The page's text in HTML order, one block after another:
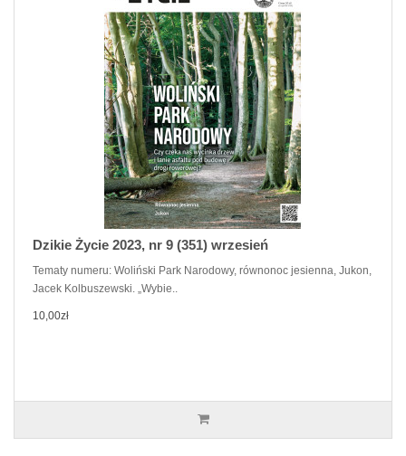
Dzikie Życie 2023, nr 9 (351) wrzesień
Tematy numeru: Woliński Park Narodowy, równonoc jesienna, Jukon,
Jacek Kolbuszewski. „Wybie..
10,00zł